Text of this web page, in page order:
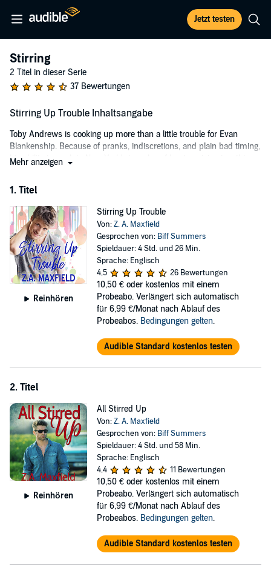
Jetzt testen
Stirring
2 Titel in dieser Serie
37 Bewertungen
Stirring Up Trouble Inhaltsangabe
Toby Andrews is cooking up more than a little trouble for Evan
Blankenship. Because of pranks, indiscretions, and plain bad timing,
his ability to work in New York's temples of haute cuisine is a thing
have much choice.
Pretty soon he's in bed, literally, with a cook who hates people, trying
to save a restaurant that only the neighborhood mothers seem to
love, and on the verge of another - possibly painful - lesson or two
about what it means to be successful.
Evan hates everyone but Toby. Toby likes to stir things up. See
what's on the menu at Le Potiron in Stirring Up Trouble.
©2011 Z.A. Maxfield (P)2016 Audible, Inc.
Mehr anzeigen
1. Titel
Reinhören
Stirring Up Trouble
Von:Z. A. Maxfield
Gesprochen von: Biff Summers
Spieldauer: 4 Std. und 26 Min.
Sprache: Englisch
4,5
26 Bewertungen
10,50 € oder kostenlos mit einem
Probeabo. Verlängert sich automatisch
für 6,99 €/Monat nach Ablauf des
Probeabos. Bedingungen gelten.
Audible Standard kostenlos testen
2. Titel
Reinhören
All Stirred Up
Von:Z. A. Maxfield
Gesprochen von: Biff Summers
Spieldauer: 4 Std. und 58 Min.
Sprache: Englisch
4,4
11 Bewertungen
10,50 € oder kostenlos mit einem
Probeabo. Verlängert sich automatisch
für 6,99 €/Monat nach Ablauf des
Probeabos. Bedingungen gelten.
Audible Standard kostenlos testen